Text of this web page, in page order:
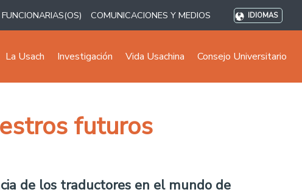
FUNCIONARIAS(OS) COMUNICACIONES Y MEDIOS IDIOMAS
La Usach Investigación Vida Usachina Consejo Universitario
futuros
de los traductores en el mundo de